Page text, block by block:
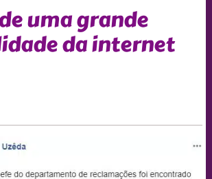
uma grande
da internet